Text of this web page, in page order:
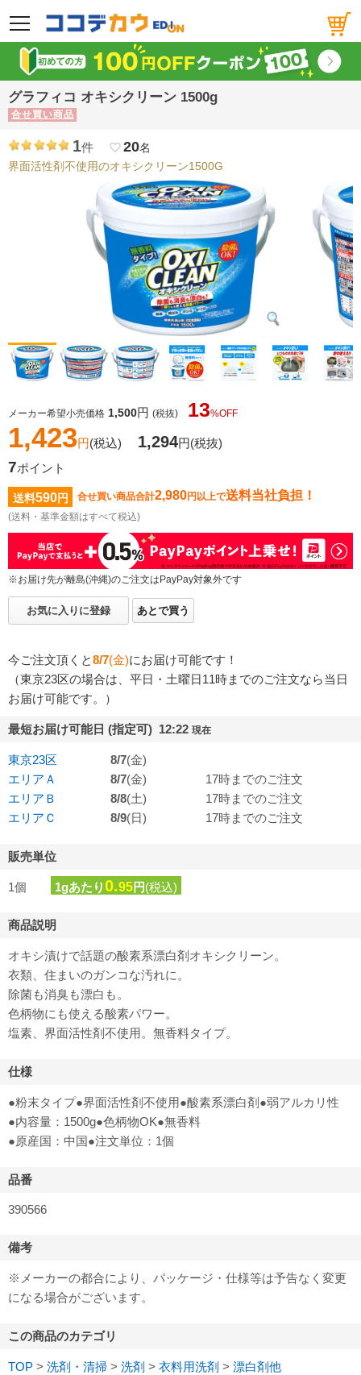
メニュー
グラフィコ オキシクリーン 1500g
合せ買い商品
1件 favorite_border20名
界面活性剤不使用のオキシクリーン1500G
メーカー希望小売価格 1,500円 (税抜) 13%OFF
1,423円(税込) 1,294円(税抜)
7ポイント
送料590円 合せ買い商品合計2,980円以上で送料当社負担！
(送料・基準金額はすべて税込)
※お届け先が離島(沖縄)のご注文はPayPay対象外です
お気に入りに登録 あとで買う
今ご注文頂くと8/7(金)にお届け可能です！
（東京23区の場合は、平日・土曜日11時までのご注文なら当日
お届け可能です。）
最短お届け可能日 (指定可) 12:22 現在
東京23区 8/7(金)
エリアＡ
8/7(金)
17時までのご注文
エリアＢ
8/8(土)
17時までのご注文
エリアＣ
8/9(日) 17時までのご注文
販売単位
1個 1gあたり 0.95円(税込)
商品説明
オキシ漬けで話題の酸素系漂白剤オキシクリーン。
衣類、住まいのガンコな汚れに。
除菌も消臭も漂白も。
色柄物にも使える酸素パワー。
塩素、界面活性剤不使用。無香料タイプ。
仕様
●粉末タイプ●界面活性剤不使用●酸素系漂白剤●弱アルカリ性
●内容量：1500g●色柄物OK●無香料
●原産国：中国●注文単位：1個
品番
390566
備考
※メーカーの都合により、パッケージ・仕様等は予告なく変更
になる場合がございます。
この商品のカテゴリ
TOP > 洗剤・清掃 > 洗剤 > 衣料用洗剤 > 漂白剤他